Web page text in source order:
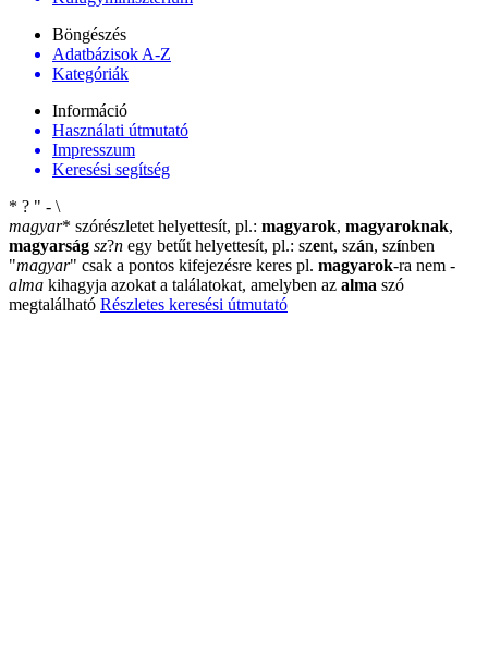
Böngészés
Adatbázisok A-Z
Kategóriák
Információ
Használati útmutató
Impresszum
Keresési segítség
* ? " - \
magyar* szórészletet helyettesít, pl.: magyarok, magyaroknak,
magyarság sz?n egy betűt helyettesít, pl.: szent, szán, színben
"magyar" csak a pontos kifejezésre keres pl. magyarok-ra nem -
alma kihagyja azokat a találatokat, amelyben az alma szó
megtalálható Részletes keresési útmutató